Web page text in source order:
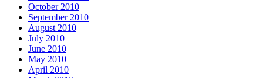
October 2010
September 2010
August 2010
July 2010
June 2010
May 2010
April 2010